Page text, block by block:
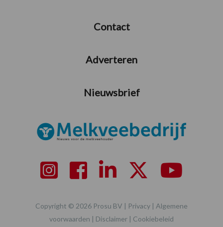
Contact
Adverteren
Nieuwsbrief
Copyright © 2026 Prosu BV | Privacy | Algemene
voorwaarden | Disclaimer | Cookiebeleid